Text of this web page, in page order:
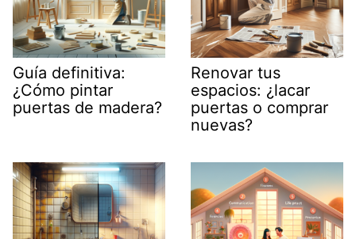
Guía definitiva:
¿Cómo pintar
puertas de madera?
Renovar tus
espacios: ¿lacar
puertas o comprar
nuevas?